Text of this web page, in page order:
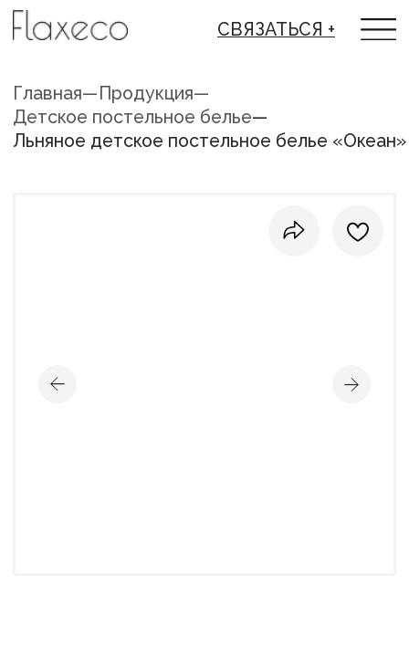
СВЯЗАТЬСЯ +
Детское постельное белье
Льняное детское постельное белье «Океан»